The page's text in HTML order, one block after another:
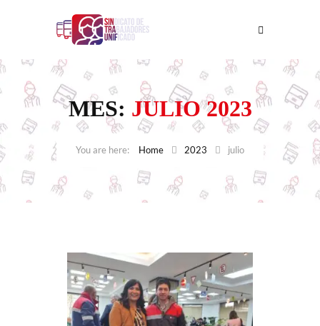
MES: JULIO 2023
Home 2023 julio